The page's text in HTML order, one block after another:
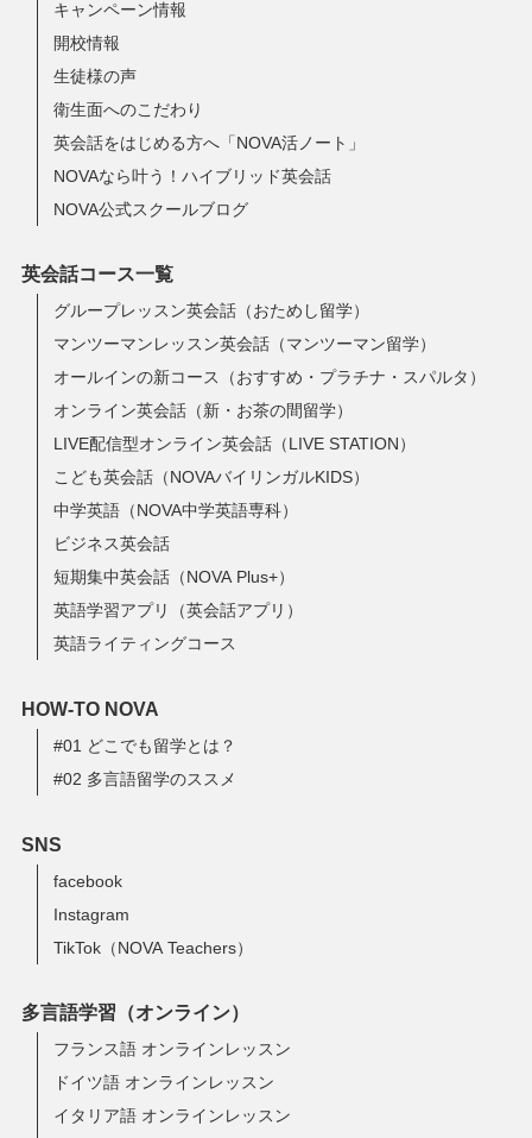
キャンペーン情報
開校情報
生徒様の声
衛生面へのこだわり
英会話をはじめる方へ「NOVA活ノート」
NOVAなら叶う！ハイブリッド英会話
NOVA公式スクールブログ
英会話コース一覧
グループレッスン英会話（おためし留学）
マンツーマンレッスン英会話（マンツーマン留学）
オールインの新コース（おすすめ・プラチナ・スパルタ）
オンライン英会話（新・お茶の間留学）
LIVE配信型オンライン英会話（LIVE STATION）
こども英会話（NOVAバイリンガルKIDS）
中学英語（NOVA中学英語専科）
ビジネス英会話
短期集中英会話（NOVA Plus+）
英語学習アプリ（英会話アプリ）
英語ライティングコース
HOW-TO NOVA
#01 どこでも留学とは？
#02 多言語留学のススメ
SNS
facebook
Instagram
TikTok（NOVA Teachers）
多言語学習（オンライン）
フランス語 オンラインレッスン
ドイツ語 オンラインレッスン
イタリア語 オンラインレッスン